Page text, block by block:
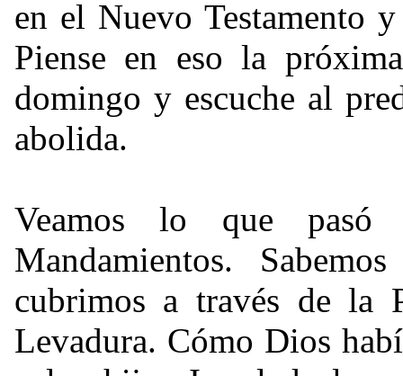
en el Nuevo Testamento
Piense en eso la
domingo y escuche al
abolida.
Veamos lo que
Mandamientos.
cubrimos a través de la
Levadura. Cómo Dios